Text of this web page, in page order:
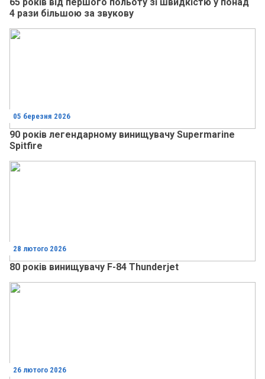
4 рази більшою за звукову
05 березня 2026
90 років легендарному винищувачу Supermarine
Spitfire
28 лютого 2026
80 років винищувачу F-84 Thunderjet
26 лютого 2026